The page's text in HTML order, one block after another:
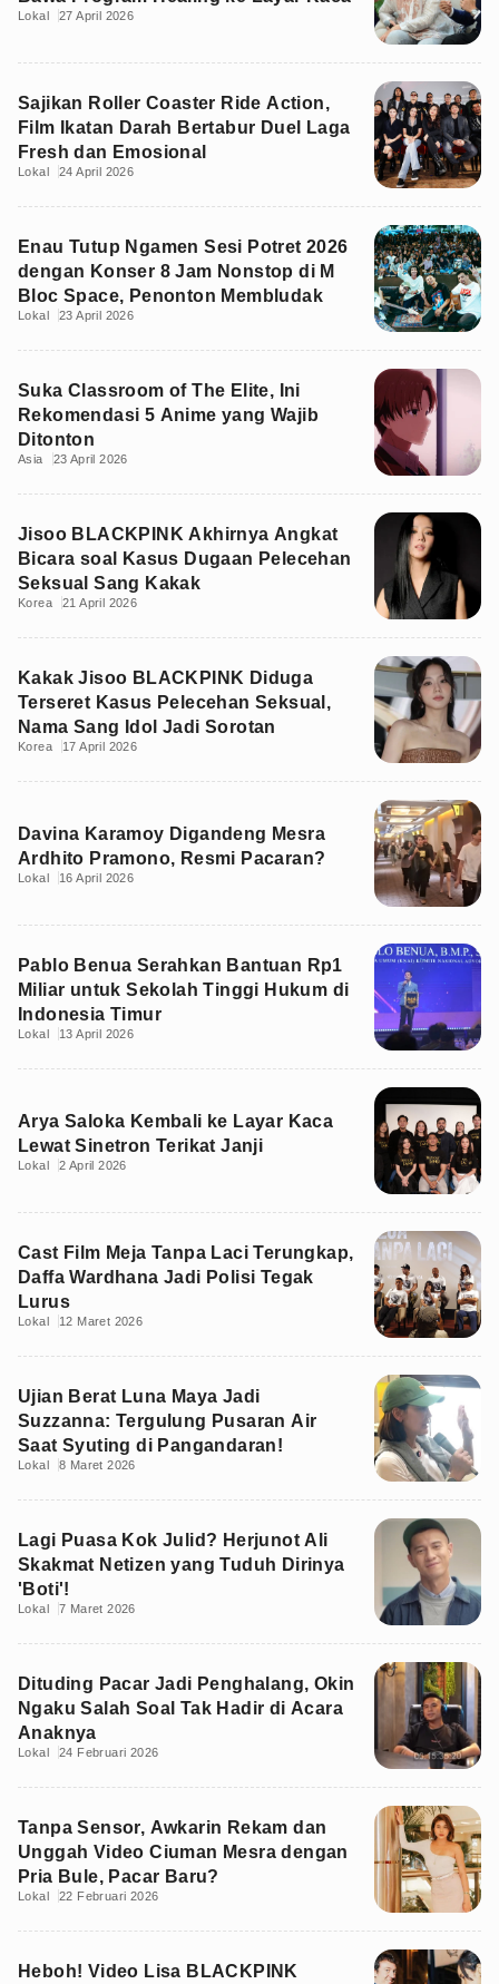
Lokal 27 April 2026
Sajikan Roller Coaster Ride Action,
Film Ikatan Darah Bertabur Duel Laga
Fresh dan Emosional
Lokal 24 April 2026
Enau Tutup Ngamen Sesi Potret 2026
dengan Konser 8 Jam Nonstop di M
Bloc Space, Penonton Membludak
Lokal 23 April 2026
Suka Classroom of The Elite, Ini
Rekomendasi 5 Anime yang Wajib
Ditonton
Asia 23 April 2026
Jisoo BLACKPINK Akhirnya Angkat
Bicara soal Kasus Dugaan Pelecehan
Seksual Sang Kakak
Korea 21 April 2026
Kakak Jisoo BLACKPINK Diduga
Terseret Kasus Pelecehan Seksual,
Nama Sang Idol Jadi Sorotan
Korea 17 April 2026
Davina Karamoy Digandeng Mesra
Ardhito Pramono, Resmi Pacaran?
Lokal 16 April 2026
Pablo Benua Serahkan Bantuan Rp1
Miliar untuk Sekolah Tinggi Hukum di
Indonesia Timur
Lokal 13 April 2026
Arya Saloka Kembali ke Layar Kaca
Lewat Sinetron Terikat Janji
Lokal 2 April 2026
Cast Film Meja Tanpa Laci Terungkap,
Daffa Wardhana Jadi Polisi Tegak
Lurus
Lokal 12 Maret 2026
Ujian Berat Luna Maya Jadi
Suzzanna: Tergulung Pusaran Air
Saat Syuting di Pangandaran!
Lokal 8 Maret 2026
Lagi Puasa Kok Julid? Herjunot Ali
Skakmat Netizen yang Tuduh Dirinya
'Boti'!
Lokal 7 Maret 2026
Dituding Pacar Jadi Penghalang, Okin
Ngaku Salah Soal Tak Hadir di Acara
Anaknya
Lokal 24 Februari 2026
Tanpa Sensor, Awkarin Rekam dan
Unggah Video Ciuman Mesra dengan
Pria Bule, Pacar Baru?
Lokal 22 Februari 2026
Heboh! Video Lisa BLACKPINK